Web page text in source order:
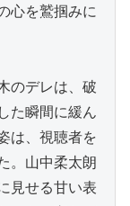
心を鷲掴みに
のデレは、破
た瞬間に緩ん
は、視聴者を
。山中柔太朗
見せる甘い表